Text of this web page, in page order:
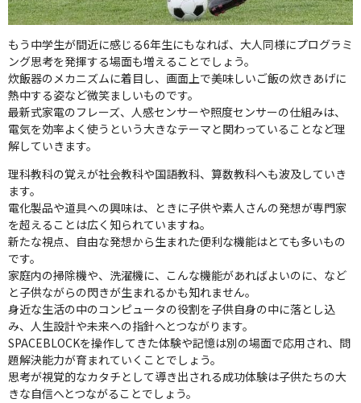
もう中学生が間近に感じる6年生にもなれば、大人同様にプログラミ
ング思考を発揮する場面も増えることでしょう。
炊飯器のメカニズムに着目し、画面上で美味しいご飯の炊きあげに
熱中する姿など微笑ましいものです。
最新式家電のフレーズ、人感センサーや照度センサーの仕組みは、
電気を効率よく使うという大きなテーマと関わっていることなど理
解していきます。
理科教科の覚えが社会教科や国語教科、算数教科へも波及していき
ます。
電化製品や道具への興味は、ときに子供や素人さんの発想が専門家
を超えることは広く知られていますね。
新たな視点、自由な発想から生まれた便利な機能はとても多いもの
です。
家庭内の掃除機や、洗濯機に、こんな機能があればよいのに、など
と子供ながらの閃きが生まれるかも知れません。
身近な生活の中のコンピュータの役割を子供自身の中に落とし込
み、人生設計や未来への指針へとつながります。
SPACEBLOCKを操作してきた体験や記憶は別の場面で応用され、問
題解決能力が育まれていくことでしょう。
思考が視覚的なカタチとして導き出される成功体験は子供たちの大
きな自信へとつながることでしょう。